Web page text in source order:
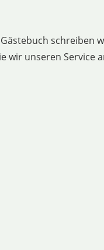
schreiben
wir unseren Service